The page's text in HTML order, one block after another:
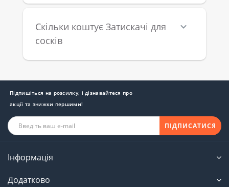
Скільки коштує Затискачі для
сосків
Підпишіться на розсилку, і дізнавайтеся про
акції та знижки першими!
ПІДПИСАТИСЯ
Інформація
Додатково